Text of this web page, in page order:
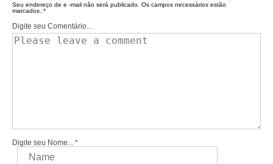
Seu endereço de e -mail não será publicado. Os campos necessários estão
marcados.. *
Digite seu Comentário...
Digite seu Nome... *